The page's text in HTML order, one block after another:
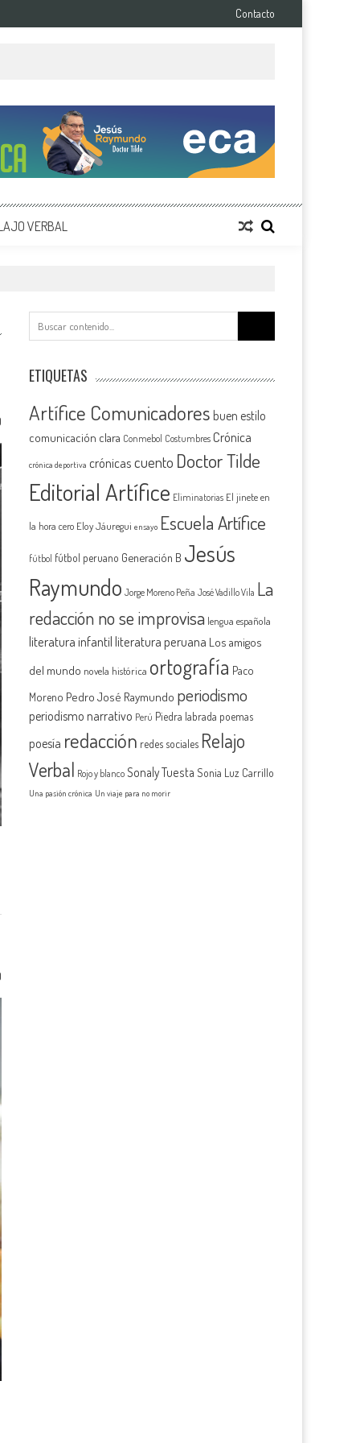
Contacto
VERBAL
ETIQUETAS
Artífice Comunicadores buen estilo
comunicación clara Conmebol Costumbres Crónica
crónica deportiva crónicas cuento Doctor Tilde
Editorial Artífice Eliminatorias El jinete en
la hora cero Eloy Jáuregui ensayo Escuela Artífice
fútbol fútbol peruano Generación B Jesús
Raymundo Jorge Moreno Peña José Vadillo Vila La
redacción no se improvisa lengua española
literatura infantil literatura peruana Los amigos
del mundo novela histórica ortografía Paco
Moreno Pedro José Raymundo periodismo
periodismo narrativo Perú Piedra labrada poemas
poesía redacción redes sociales Relajo
Verbal Rojo y blanco Sonaly Tuesta Sonia Luz Carrillo
Una pasión crónica Un viaje para no morir